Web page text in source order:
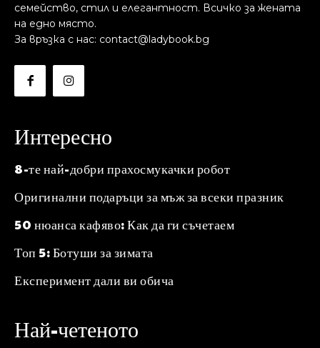
семейство, стил и елегантност. Всичко за жената
на едно място.
За връзка с нас: contact@ladybook.bg
Интересно
8-те най-добри прахосмукачки робот
Оригинални подаръци за мъж за всеки празник
50 нюанса кафяво: Как да ги съчетаем
Топ 5: Ботуши за зимата
Експеримент дали ви обича
Най-четеното